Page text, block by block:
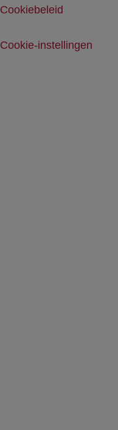
Cookiebeleid
Cookie-instellingen